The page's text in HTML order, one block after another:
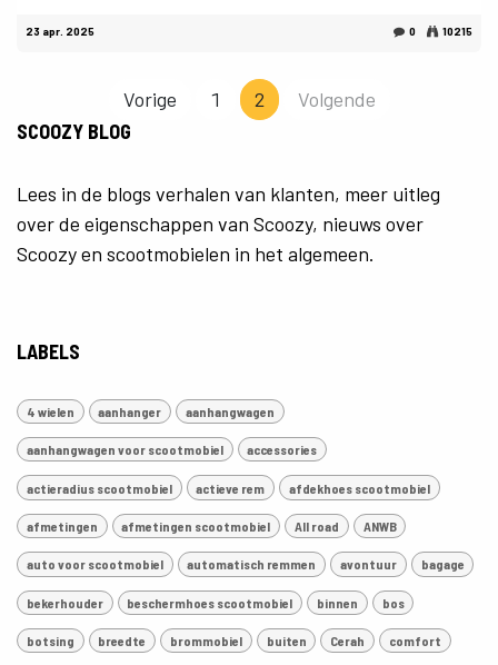
23 apr. 2025 0 10215
Vorige 1 2
Volgende
SCOOZY BLOG
Lees in de blogs verhalen van klanten, meer uitleg
over de eigenschappen van Scoozy, nieuws over
Scoozy en scootmobielen in het algemeen.
LABELS
4 wielen aanhanger aanhangwagen
aanhangwagen voor scootmobiel accessories
actieradius scootmobiel actieve rem afdekhoes scootmobiel
afmetingen afmetingen scootmobiel All road ANWB
auto voor scootmobiel automatisch remmen avontuur bagage
bekerhouder beschermhoes scootmobiel binnen bos
botsing breedte brommobiel buiten Cerah comfort